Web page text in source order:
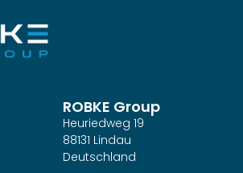
ROBKE Group
Heuriedweg 19
88131 Lindau
Deutschland